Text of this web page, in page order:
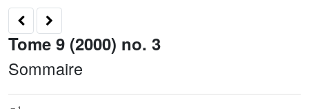
Tome 9 (2000) no. 3
Sommaire
1